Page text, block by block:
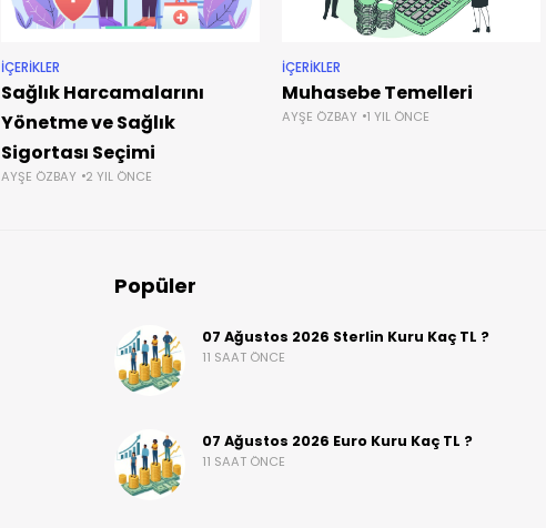
İÇERIKLER
Sağlık Harcamalarını
Yönetme ve Sağlık
Sigortası Seçimi
AYŞE ÖZBAY 2 YIL ÖNCE
İÇERIKLER
Muhasebe Temelleri
AYŞE ÖZBAY 1 YIL ÖNCE
Popüler
07 Ağustos 2026 Sterlin Kuru Kaç TL ?
11 SAAT ÖNCE
07 Ağustos 2026 Euro Kuru Kaç TL ?
11 SAAT ÖNCE